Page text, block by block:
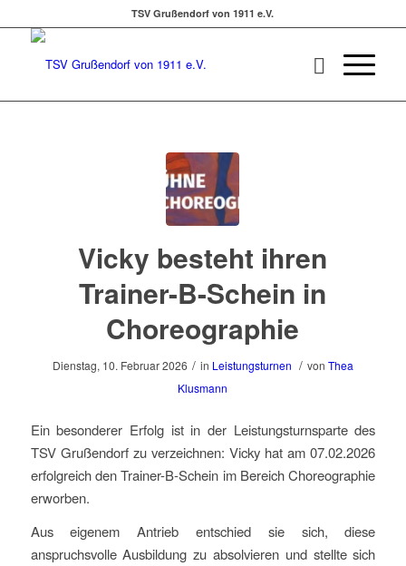
TSV Grußendorf von 1911 e.V.
Vicky besteht ihren
Trainer-B-Schein in
Choreographie
Dienstag, 10. Februar 2026 / in Leistungsturnen / von Thea
Klusmann
Ein besonderer Erfolg ist in der Leistungsturnsparte des
TSV Grußendorf zu verzeichnen: Vicky hat am 07.02.2026
erfolgreich den Trainer-B-Schein im Bereich Choreographie
erworben.
Aus eigenem Antrieb entschied sie sich, diese
anspruchsvolle Ausbildung zu absolvieren und stellte sich